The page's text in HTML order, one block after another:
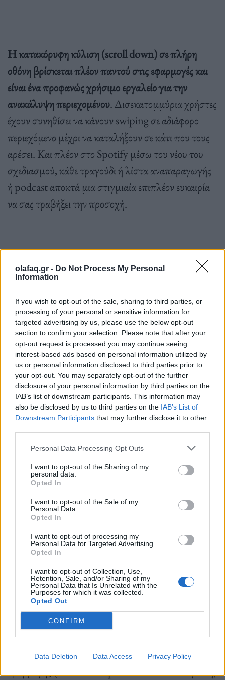
olafaq.gr - Do Not Process My Personal
Information
If you wish to opt-out of the sale, sharing to third parties, or
processing of your personal or sensitive information for
targeted advertising by us, please use the below opt-out
section to confirm your selection. Please note that after your
opt-out request is processed you may continue seeing
interest-based ads based on personal information utilized by
us or personal information disclosed to third parties prior to
your opt-out. You may separately opt-out of the further
disclosure of your personal information by third parties on the
IAB’s list of downstream participants. This information may
also be disclosed by us to third parties on the IAB’s List of
Downstream Participants that may further disclose it to other
Personal Data Processing Opt Outs
I want to opt-out of the Sharing of my
personal data.
Opted In
I want to opt-out of the Sale of my
Personal Data.
Opted In
I want to opt-out of processing my
Personal Data for Targeted Advertising.
Opted In
I want to opt-out of Collection, Use,
Retention, Sale, and/or Sharing of my
Personal Data that Is Unrelated with the
Purposes for which it was collected.
Opted Out
CONFIRM
Data Deletion Data Access Privacy Policy
Η κατακόρυφη κύλιση (scroll down) σε πλήρη
οθόνη βρίσκεται πλέον παντού στις εφαρμογές και
είναι ένα προφανώς χρήσιμο εργαλείο για την
ανακάλυψη περιεχομένου. Δισεκατομμύρια χρήστες
έχουν συνηθίσει να κάνουν swiping σε αδιάφορο
περιεχόμενο μέχρι να καταλήξουν σε κάτι που τους
αρέσει. Και πλέον στο Spotify μέσω του νέου του
σχεδιασμού, κάθε τραγούδι ή λίστα αναπαραγωγής
ή podcast αποκτά μια στιγμιαία επιπλέον ευκαιρία
να σας τραβήξει την προσοχή.
Οι playlist αποτελούσαν την κύρια πηγή
δίνεται πολύ μεγαλύτερη έμφαση στο να σας
παρουσιάσει η πλατφόρμα νέο περιεχόμενο. Αυτό
έχει ιδιαίτερο νόημα στα podcasts, όπου το Spotify
πρέπει απεγνωσμένα να βρει τρόπους να ανακτήσει
τις τεράστιες επενδύσεις του σε αυτόν τον χώρο.
Οι αρνητικές κριτικές
Σε αντίθεση με πολλές εφαρμογές οι οποίες μας
θέλουν συνεχώς μέσα στο interface τους όσο το
παθητική απόλαυση ακρόασης μουσικής
πατούσαμε το Play και το αφήναμε στην άκρη μέχρι
να επιστρέψουμε ξανά σε αυτό για να βρούμε κάτι
Σίγουρα μπορεί να περνούσαμε και αρκετό χρόνο
εντός Spotify περιβάλλοντος ανακαλύπτωντας
μουσικές και playlist, καλλιτέχνες και
δισκογραφικές, αλλά ο τρόπος λειτουργίας της
εφαρμογής (είτε σε smartphone είτε σε υπολογιστή)